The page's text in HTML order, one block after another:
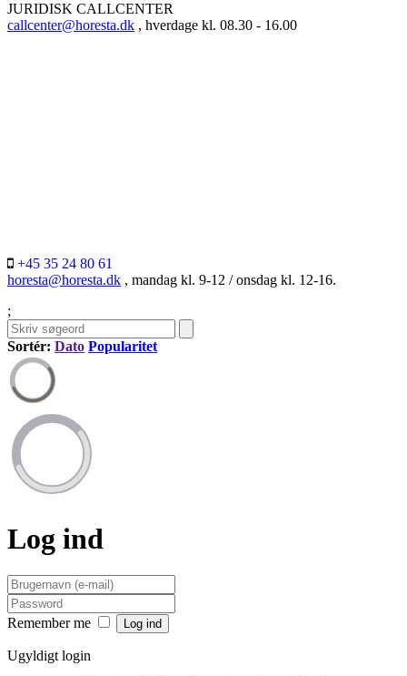
JURIDISK CALLCENTER
callcenter@horesta.dk , hverdage kl. 08.30 - 16.00
+45 35 24 80 61
horesta@horesta.dk , mandag kl. 9-12 / onsdag kl. 12-16.
;
Sortér: Dato Popularitet
Log ind
Remember me
Ugyldigt login